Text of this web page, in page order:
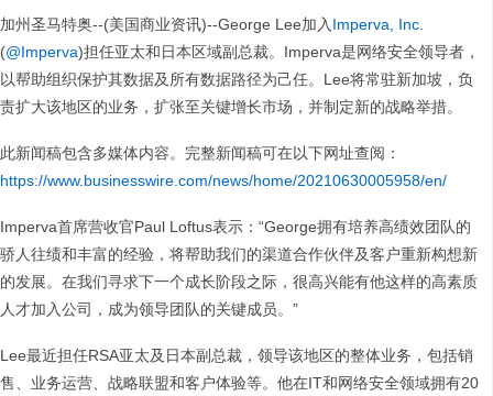
加州圣马特奥--(美国商业资讯)--George Lee加入Imperva, Inc.
(@Imperva)担任亚太和日本区域副总裁。Imperva是网络安全领导者，
以帮助组织保护其数据及所有数据路径为己任。Lee将常驻新加坡，负
责扩大该地区的业务，扩张至关键增长市场，并制定新的战略举措。
此新闻稿包含多媒体内容。完整新闻稿可在以下网址查阅：
https://www.businesswire.com/news/home/20210630005958/en/
Imperva首席营收官Paul Loftus表示：“George拥有培养高绩效团队的
骄人往绩和丰富的经验，将帮助我们的渠道合作伙伴及客户重新构想新
的发展。在我们寻求下一个成长阶段之际，很高兴能有他这样的高素质
人才加入公司，成为领导团队的关键成员。”
Lee最近担任RSA亚太及日本副总裁，领导该地区的整体业务，包括销
售、业务运营、战略联盟和客户体验等。他在IT和网络安全领域拥有20